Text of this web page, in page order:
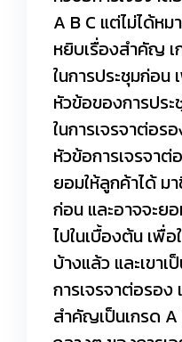
A B C แต่ไม่ได้หม
หยิบเรื่องสำคัญ เ
ในการประชุมก่อน
หัวข้อของการปร
ในการเจรจาต่อร
หัวข้อการเจรจาต่
ยอมให้ลูกค้าได้ ม
ก่อน และอาจจะย
ไปในเบื้องต้น เพื่อ
บ้างแล้ว และเขา
การเจรจาต่อรอง
สำคัญเป็นเกรด A